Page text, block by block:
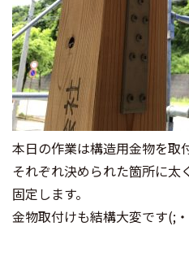
本日の作業は構造用金物を取
それぞれ決められた箇所に太
固定します。
金物取付けも結構大変です(;